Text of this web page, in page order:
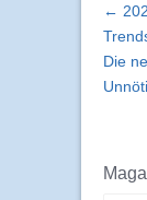
←
Die